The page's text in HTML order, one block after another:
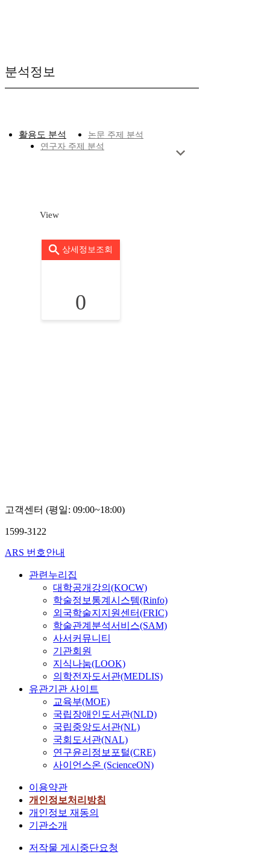
분석정보
활용도 분석
논문 주제 분석
연구자 주제 분석
View
상세정보조회
0
고객센터 (평일: 09:00~18:00)
1599-3122
ARS 번호안내
관련누리집
대학공개강의(KOCW)
학술정보통계시스템(Rinfo)
외국학술지지원센터(FRIC)
학술관계분석서비스(SAM)
사서커뮤니티
기관회원
지식나눔(LOOK)
의학전자도서관(MEDLIS)
유관기관 사이트
교육부(MOE)
국립장애인도서관(NLD)
국립중앙도서관(NL)
국회도서관(NAL)
연구윤리정보포털(CRE)
사이언스온 (ScienceON)
이용약관
개인정보처리방침
개인정보 재동의
기관소개
저작물 게시중단요청